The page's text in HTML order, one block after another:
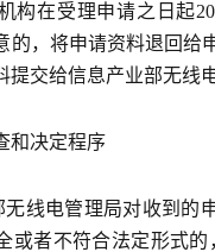
构在受理申请之日起
的，将申请资料退回给
提交给信息产业部无线
和决定程序
线电管理局对收到的
或者不符合法定形式